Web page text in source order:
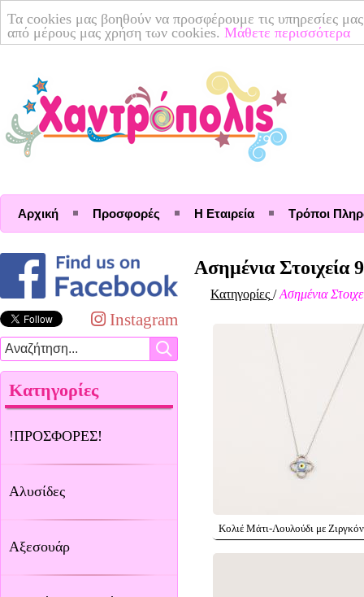
Τα cookies μας βοηθούν να προσφέρουμε τις υπηρεσίες
από μέρους μας χρήση των cookies. Μάθετε περισσότερα
Αρχική Προσφορές Η Εταιρεία Τρόποι
Instagram
Κατηγορίες
!ΠΡΟΣΦΟΡΕΣ!
Αλυσίδες
Αξεσουάρ
Ασημένια Στοιχεία
Κατηγορίες /Ασημένια
Κολιέ Μάτι-Λουλούδι με